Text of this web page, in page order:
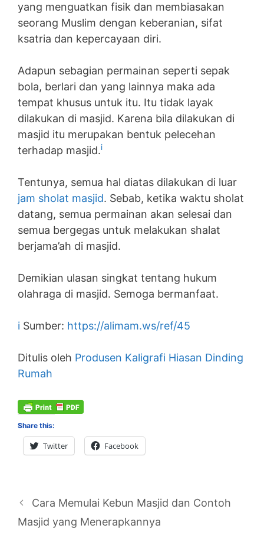
yang menguatkan fisik dan membiasakan
seorang Muslim dengan keberanian, sifat
ksatria dan kepercayaan diri.
Adapun sebagian permainan seperti sepak
bola, berlari dan yang lainnya maka ada
tempat khusus untuk itu. Itu tidak layak
dilakukan di masjid. Karena bila dilakukan di
masjid itu merupakan bentuk pelecehan
terhadap masjid.i
Tentunya, semua hal diatas dilakukan di luar
jam sholat masjid. Sebab, ketika waktu sholat
datang, semua permainan akan selesai dan
semua bergegas untuk melakukan shalat
berjama’ah di masjid.
Demikian ulasan singkat tentang hukum
olahraga di masjid. Semoga bermanfaat.
i Sumber: https://alimam.ws/ref/45
Ditulis oleh Produsen Kaligrafi Hiasan Dinding
Rumah
Share this:
Twitter Facebook
Cara Memulai Kebun Masjid dan Contoh
Masjid yang Menerapkannya